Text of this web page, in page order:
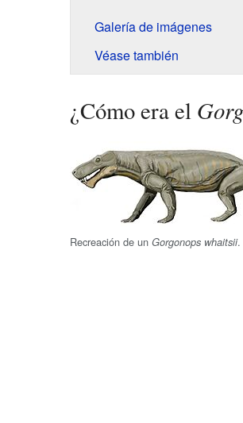
Galería de imágenes
Véase también
¿Cómo era el
Recreación de un Gorgonops whaitsii.